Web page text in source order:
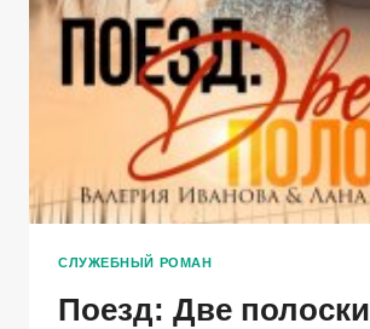
СЛУЖЕБНЫЙ РОМАН
Поезд: Две полоски